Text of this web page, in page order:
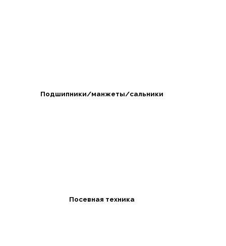
Подшипники/манжеты/сальники
Посевная техника